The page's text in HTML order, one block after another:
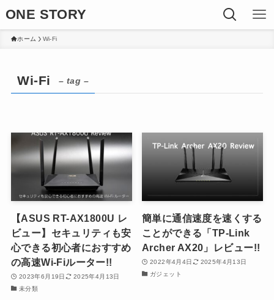
ONE STORY
ホーム Wi-Fi
Wi-Fi – tag –
【ASUS RT-AX1800U レ
ビュー】セキュリティも安
心できる初心者におすすめ
の高速Wi-Fiルーター!!
2023年6月19日
2025年4月13日
未分類
簡単に通信速度を速くする
ことができる「TP-Link
Archer AX20」レビュー!!
2022年4月4日
2025年4月13日
ガジェット